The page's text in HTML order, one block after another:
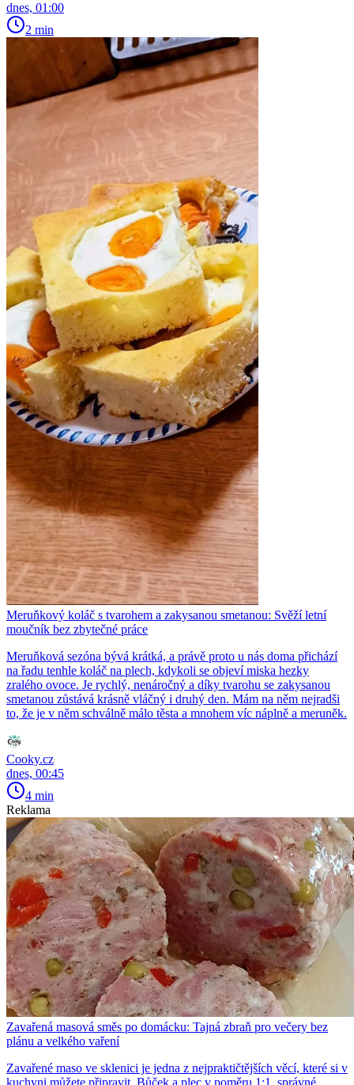
dnes, 01:00
2 min
Meruňkový koláč s tvarohem a zakysanou smetanou: Svěží letní
moučník bez zbytečné práce
Meruňková sezóna bývá krátká, a právě proto u nás doma přichází
na řadu tenhle koláč na plech, kdykoli se objeví miska hezky
zralého ovoce. Je rychlý, nenáročný a díky tvarohu se zakysanou
smetanou zůstává krásně vláčný i druhý den. Mám na něm nejradši
to, že je v něm schválně málo těsta a mnohem víc náplně a meruněk.
Cooky.cz
dnes, 00:45
4 min
Reklama
Zavařená masová směs po domácku: Tajná zbraň pro večery bez
plánu a velkého vaření
Zavařené maso ve sklenici je jedna z nejpraktičtějších věcí, které si v